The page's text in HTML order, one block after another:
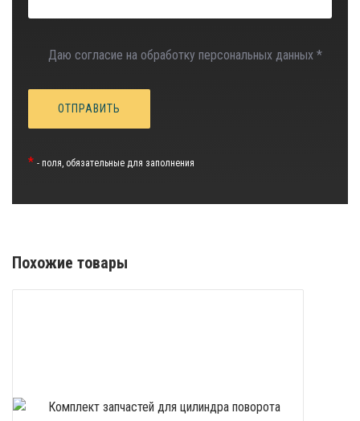
Даю согласие на обработку персональных данных *
* - поля, обязательные для заполнения
Похожие товары